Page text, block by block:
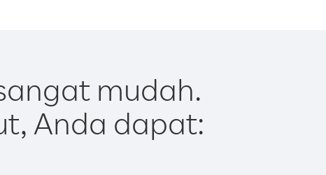
mudah.
Anda dapat: